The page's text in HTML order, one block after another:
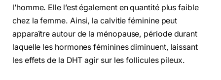
l’homme. Elle l’est également en quantité plus faible
chez la femme. Ainsi, la calvitie féminine peut
apparaître autour de la ménopause, période durant
laquelle les hormones féminines diminuent, laissant
les effets de la DHT agir sur les follicules pileux.